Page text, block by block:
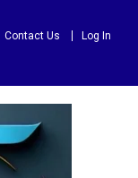
Contact Us Log In